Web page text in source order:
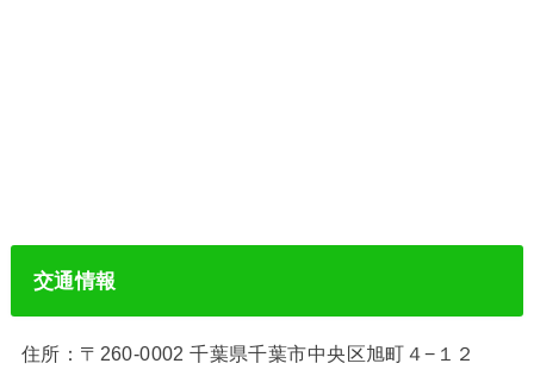
交通情報
住所：〒260-0002 千葉県千葉市中央区旭町４−１２